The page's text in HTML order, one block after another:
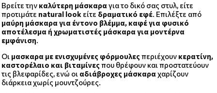
Βρείτε την καλύτερη μάσκαρα για το δικό σας στυλ, είτε
προτιμάτε natural lookείτε δραματικό εφέ. Επιλέξτε από
μαύρη μάσκαρα για έντονο βλέμμα, καφέ για φυσικό
αποτέλεσμα ή χρωματιστές μάσκαρα για μοντέρνα
εμφάνιση.
Οι μασκαρα με ενισχυμένες φόρμουλες περιέχουν κερατίνη,
καστορέλαιο και βιταμίνες που θρέφουν και προστατεύουν
τις βλεφαρίδες, ενώ οι αδιάβροχες μάσκαρα χαρίζουν
διάρκεια χωρίς μουντζούρες.